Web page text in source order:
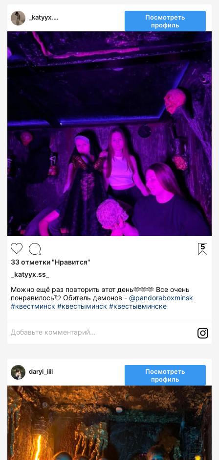
_katyyx.ss_
Посмотреть
профиль
5
33отметки "Нравится"
_katyyx.ss_
Можно ещё раз повторить этот день🫶🫶🫶 Все очень
понравилось💘 Обитель демонов - @pandoraboxminsk
#квестминск #квестыминск #квестывминске
Добавьте комментарий...
daryi_iiii
Посмотреть
профиль